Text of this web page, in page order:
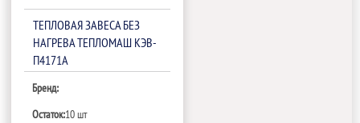
ТЕПЛОВАЯ ЗАВЕСА БЕЗ
НАГРЕВА ТЕПЛОМАШ КЭВ-
П4171A
Бренд:
Остаток:10 шт